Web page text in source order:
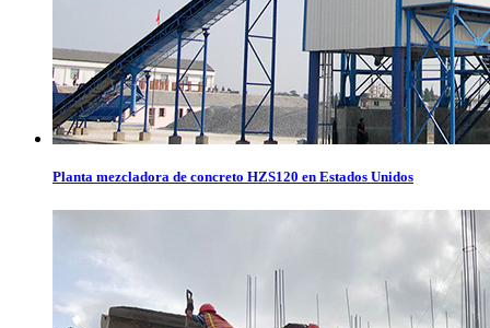
Planta mezcladora de concreto HZS120 en Estados Unidos